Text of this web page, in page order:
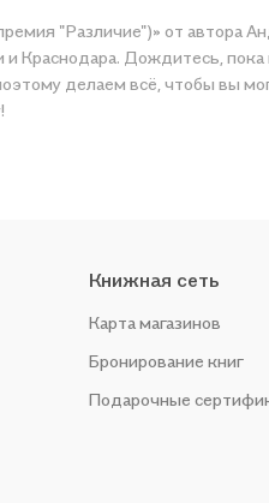
"Различие")» от автора
Краснодара. Дождитесь,
делаем всё, чтобы вы
Книжная сеть
Карта магазинов
Бронирование книг
Подарочные